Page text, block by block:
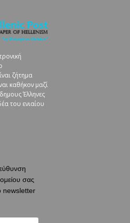
ζήτημα
καθήκον μαζί
Έλληνες
του ενιαίου
σας
newsletter